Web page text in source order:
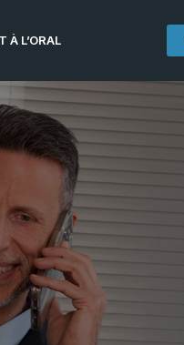
À L’ORAL